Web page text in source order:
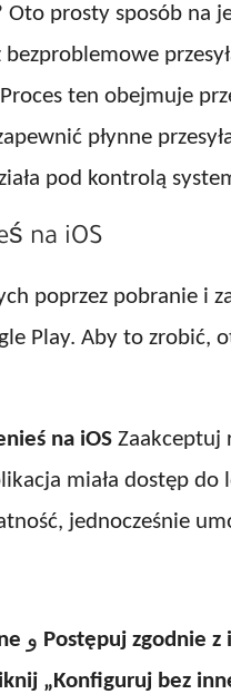
Oto prosty sposób
ten obejmuje
płynne
pod kontrolą
na iOS
poprzez pobranie i
Play. Aby to zrobić,
na iOS Zaakceptuj
miała dostęp do
jednocześnie
Postępuj zgodnie
„Konfiguruj bez